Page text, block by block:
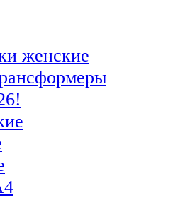
женские